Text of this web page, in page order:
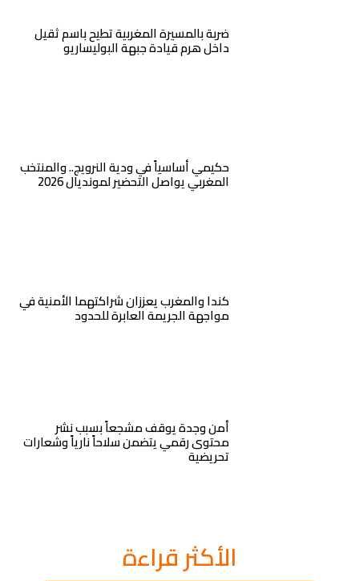
ضربة بالمسيرة المغربية تطيح باسم ثقيل
داخل هرم قيادة جبهة البوليساريو
حكيمي أساسياً في ودية النرويج.. والمنتخب
المغربي يواصل التحضير لمونديال 2026
كندا والمغرب يعززان شراكتهما الأمنية في
مواجهة الجريمة العابرة للحدود
أمن وجدة يوقف مشجعاً بسبب نشر
محتوى رقمي يتضمن سلاحاً نارياً وشعارات
تحريضية
الأكثر قراءة